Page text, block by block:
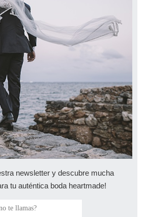
newsletter y descubre mucha
tu auténtica boda heartmade!